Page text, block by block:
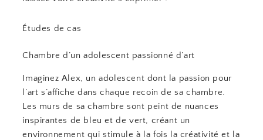
Études de cas
Chambre d’un adolescent passionné d’art
Imaginez Alex, un adolescent dont la passion pour
l’art s’affiche dans chaque recoin de sa chambre.
Les murs de sa chambre sont peint de nuances
inspirantes de bleu et de vert, créant un
environnement qui stimule à la fois la créativité et la